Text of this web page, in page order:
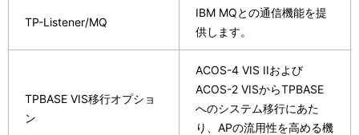
TP-Listener/MQ
IBM MQとの通信機能を提
供します。
TPBASE VIS移行オプショ
ン
ACOS-4 VIS IIおよび
ACOS-2 VISからTPBASE
へのシステム移行にあた
り、APの流用性を高める機